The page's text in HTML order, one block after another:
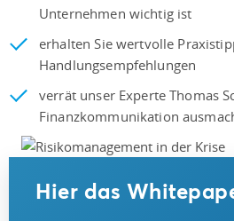
Unternehmen wichtig ist
erhalten Sie wertvolle
Handlungsempfehlungen
verrät unser Experte Thomas
Finanzkommunikation
Hier das